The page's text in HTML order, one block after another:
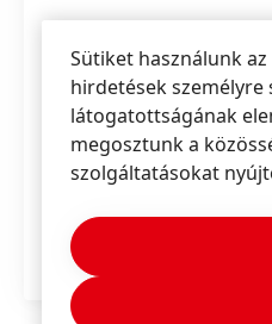
Adhesive
A Henkel világszerte
ragasztóanyag-
és funkcionális
TUDJON MEG TÖBBET
Sütiket használunk
hirdetések személyre
látogatottságának
megosztunk a
szolgáltatásokat